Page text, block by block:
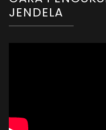
JENDELA